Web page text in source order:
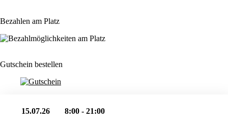
Bezahlen am Platz
Gutschein bestellen
15.07.26 8:00 - 21:00